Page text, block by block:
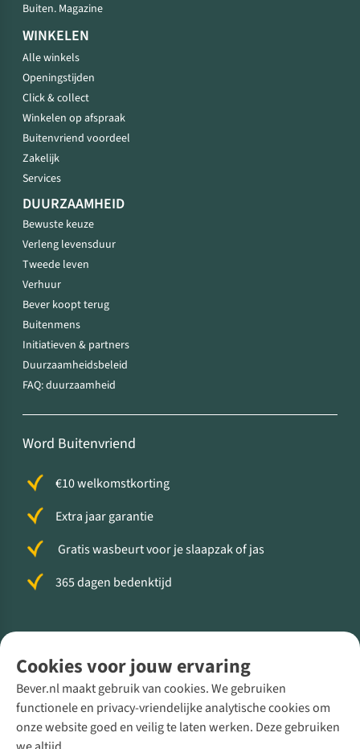
Cookies voor jouw ervaring
Bever.nl maakt gebruik van cookies. We gebruiken
functionele en privacy-vriendelijke analytische cookies om
onze website goed en veilig te laten werken. Deze gebruiken
Buiten. Magazine
WINKELEN
Alle winkels
Openingstijden
Click & collect
Winkelen op afspraak
Buitenvriend voordeel
Zakelijk
Services
DUURZAAMHEID
Bewuste keuze
Verleng levensduur
Tweede leven
Verhuur
Bever koopt terug
Buitenmens
Initiatieven & partners
Duurzaamheidsbeleid
FAQ: duurzaamheid
Word Buitenvriend
€10 welkomstkorting
Extra jaar garantie
Gratis wasbeurt voor je slaapzak of jas
365 dagen bedenktijd
Direct advies van een Buitenexpert